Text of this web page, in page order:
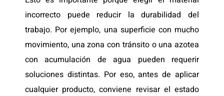
incorrecto puede reducir la durabilidad del
trabajo. Por ejemplo, una superficie con mucho
movimiento, una zona con tránsito o una azotea
con acumulación de agua pueden requerir
soluciones distintas. Por eso, antes de aplicar
cualquier producto, conviene revisar el estado